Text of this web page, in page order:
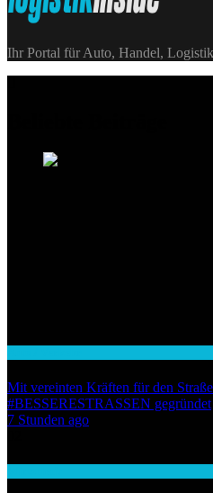
Logistik|Inside
Ihr Portal für Auto, Handel,
Mit vereinten Kräften für den
#BESSERESTRASSEN gegründet
7 Stunden ago